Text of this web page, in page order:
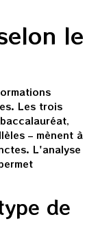
le
Les trois
– mènent à
L'analyse
de